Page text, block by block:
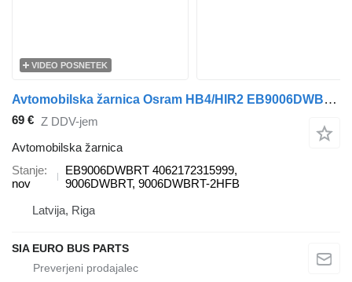
VIDEO POSNETEK
Avtomobilska žarnica Osram HB4/HIR2 EB9006DWBRT za vozilo
69 € Z DDV-jem
Avtomobilska žarnica
Stanje
nov
EB9006DWBRT 4062172315999,
9006DWBRT, 9006DWBRT-2HFB
Latvija, Riga
SIA EURO BUS PARTS